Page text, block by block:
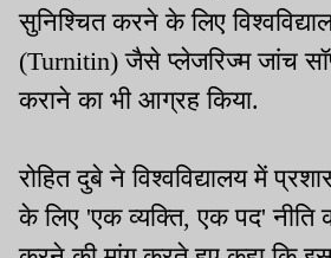
सुनिश्चित करने के लिए
(Turnitin) जैसे प्लेजरिज्म जांच
कराने का भी आग्रह किया.
रोहित दुबे ने विश्वविद्यालय में
के लिए 'एक व्यक्ति, एक पद' नीति